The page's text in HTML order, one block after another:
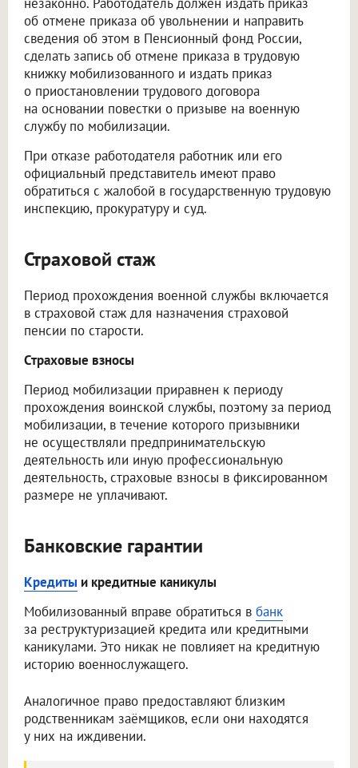
об отмене приказа об увольнении и направить
сведения об этом в Пенсионный фонд России,
сделать запись об отмене приказа в трудовую
книжку мобилизованного и издать приказ
о приостановлении трудового договора
на основании повестки о призыве на военную
службу по мобилизации.
При отказе работодателя работник или его
официальный представитель имеют право
обратиться с жалобой в государственную трудовую
инспекцию, прокуратуру и суд.
Страховой стаж
Период прохождения военной службы включается
в страховой стаж для назначения страховой
пенсии по старости.
Страховые взносы
Период мобилизации приравнен к периоду
прохождения воинской службы, поэтому за период
мобилизации, в течение которого призывники
не осуществляли предпринимательскую
деятельность или иную профессиональную
деятельность, страховые взносы в фиксированном
размере не уплачивают.
Банковские гарантии
Кредиты и кредитные каникулы
Мобилизованный вправе обратиться в банк
за реструктуризацией кредита или кредитными
каникулами. Это никак не повлияет на кредитную
историю военнослужащего.
Аналогичное право предоставляют близким
родственникам заёмщиков, если они находятся
у них на иждивении.